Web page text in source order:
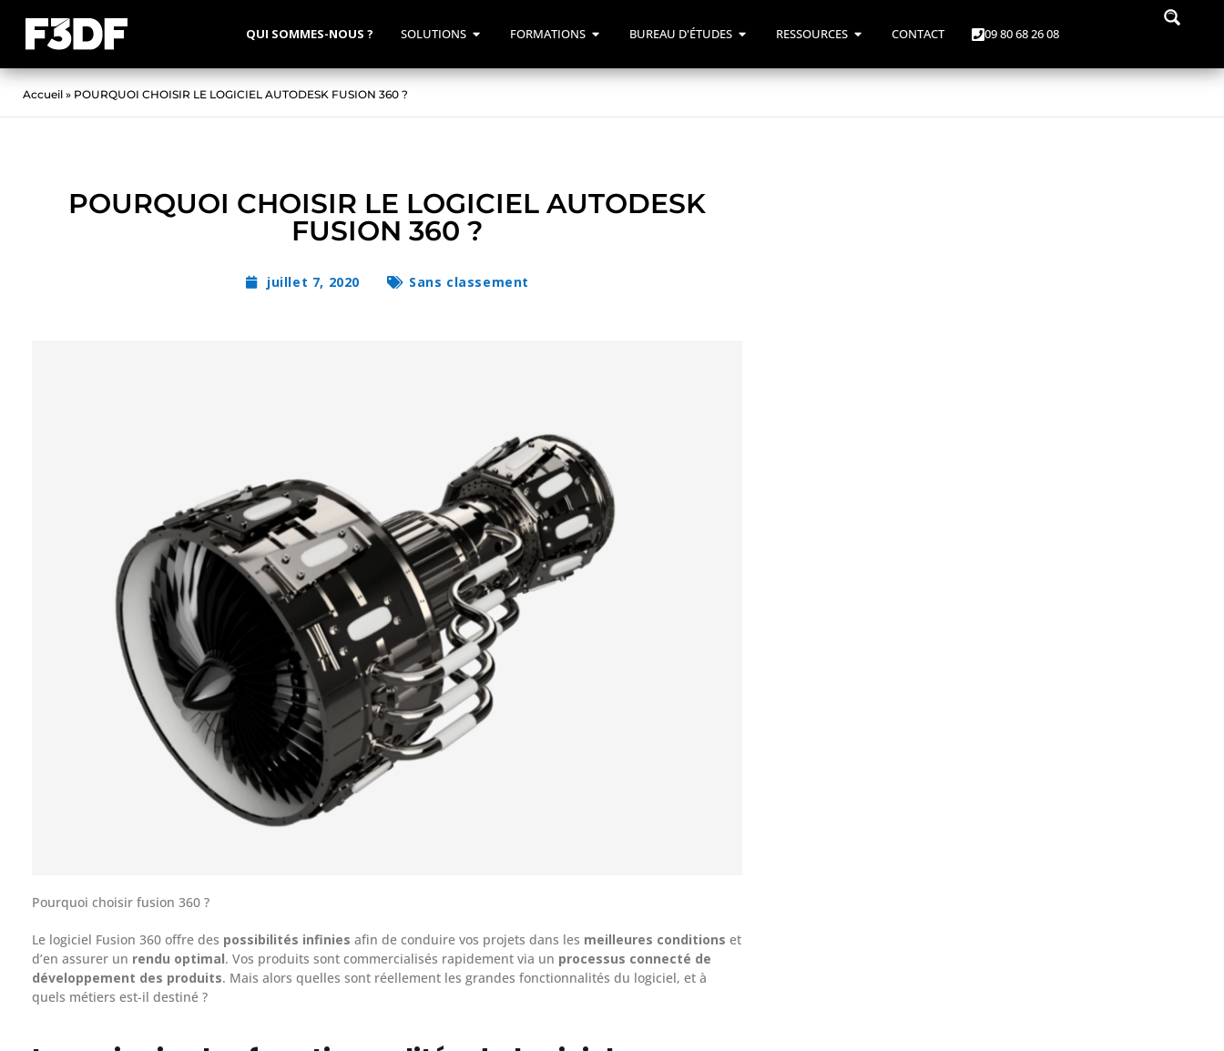
QUI SOMMES-NOUS ? SOLUTIONS FORMATIONS BUREAU D'ÉTUDES RESSOURCES CONTACT 09 80 68 26 08
Accueil » POURQUOI CHOISIR LE LOGICIEL AUTODESK FUSION 360 ?
POURQUOI CHOISIR LE LOGICIEL AUTODESK
FUSION 360 ?
juillet 7, 2020 Sans classement
Pourquoi choisir fusion 360 ?
Le logiciel Fusion 360 offre des possibilités infinies afin de conduire vos projets dans les meilleures conditions et
d’en assurer un rendu optimal. Vos produits sont commercialisés rapidement via un processus connecté de
développement des produits. Mais alors quelles sont réellement les grandes fonctionnalités du logiciel, et à
quels métiers est-il destiné ?